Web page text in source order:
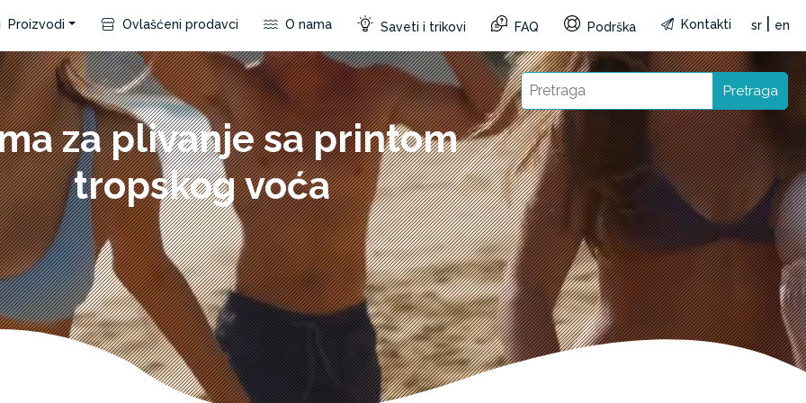
Proizvodi Ovlašćeni prodavci O nama Saveti i trikovi FAQ Podrška Kontakti sr en
Pretraga
za plivanje sa printom
tropskog voća